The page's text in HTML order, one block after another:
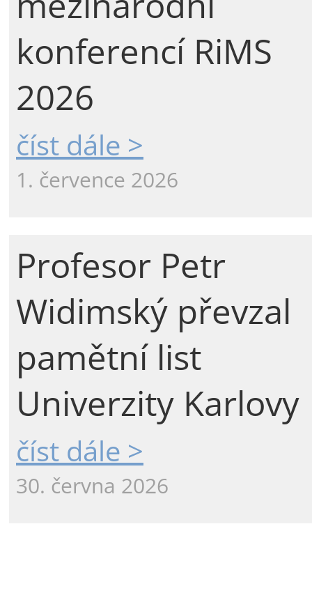
konferencí RiMS
2026
číst dále >
1. července 2026
Profesor Petr
Widimský převzal
pamětní list
Univerzity Karlovy
číst dále >
30. června 2026